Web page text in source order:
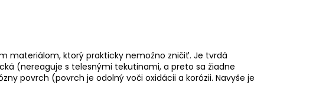
materiálom, ktorý prakticky nemožno zničiť. Je tvrdá
(nereaguje s telesnými tekutinami, a preto sa žiadne
povrch (povrch je odolný voči oxidácii a korózii. Navyše je